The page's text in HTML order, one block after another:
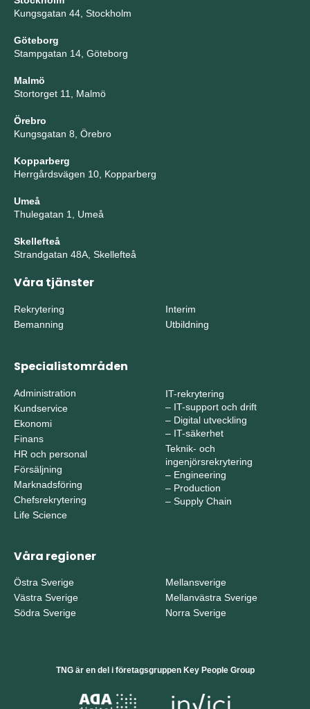
Kungsgatan 44, Stockholm
Göteborg
Stampgatan 14, Göteborg
Malmö
Stortorget 11, Malmö
Örebro
Kungsgatan 8, Örebro
Kopparberg
Herrgårdsvägen 10, Kopparberg
Umeå
Thulegatan 1, Umeå
Skellefteå
Strandgatan 48A, Skellefteå
Våra tjänster
Rekrytering
Bemanning
Interim
Utbildning
Specialistområden
Administration
Kundservice
Ekonomi
Finans
HR och personal
Försäljning
Marknadsföring
Chefsrekrytering
Life Science
IT-rekrytering
– IT-support och drift
– Digital utveckling
– IT-säkerhet
Teknik- och
ingenjörsrekrytering
– Engineering
– Production
– Supply Chain
Våra regioner
Östra Sverige
Västra Sverige
Södra Sverige
Mellansverige
Mellanvästra Sverige
Norra Sverige
TNG är en del i företagsgruppen Key People Group